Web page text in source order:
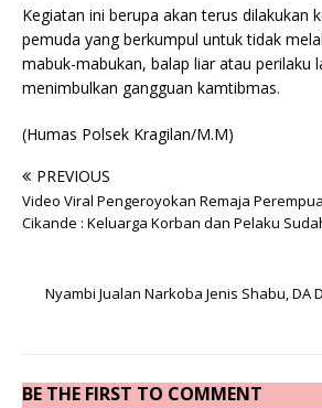
Kegiatan ini berupa akan terus dilakukan
pemuda yang berkumpul untuk tidak
mabuk-mabukan, balap liar atau perilaku
menimbulkan gangguan kamtibmas.
(Humas Polsek Kragilan/M.M)
PREVIOUS
Video Viral Pengeroyokan Remaja
Cikande : Keluarga Korban dan Pelaku
Nyambi Jualan Narkoba Jenis Shabu, DA
BE THE FIRST TO COMMENT